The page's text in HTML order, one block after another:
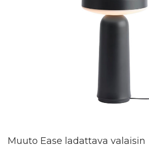
Muuto Ease ladattava valaisin